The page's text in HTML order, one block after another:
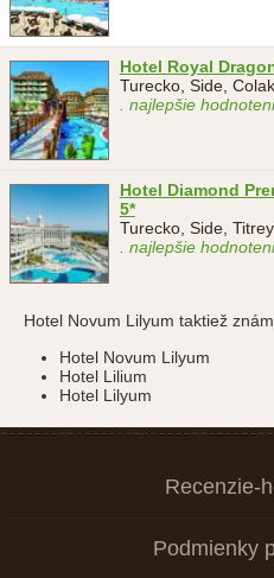
Hotel Royal
Turecko, Side,
. najlepšie
Hotel Diamond
5*
Turecko, Side,
. najlepšie
Hotel Novum Lilyum taktiež
Hotel Novum Lilyum
Hotel Lilium
Hotel Lilyum
Recenzie-
Podmienky